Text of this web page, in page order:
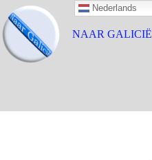
NAAR GALICIË
Nederlands